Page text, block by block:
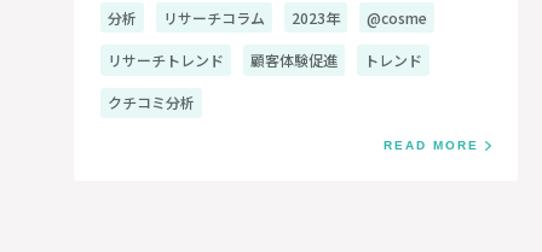
分析 リサーチコラム 2023年 @cosme
リサーチトレンド 顧客体験促進 トレンド
クチコミ分析
READ MORE